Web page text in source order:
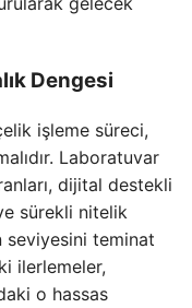
Dengesi
işleme süreci,
Laboratuvar
dijital destekli
sürekli nitelik
seviyesini teminat
ilerlemeler,
o hassas